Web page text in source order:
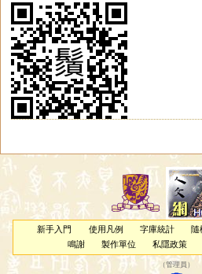
新手入門 使用凡例 字庫統計 隨
鳴謝
製作單位 私隱政策
（管理員 ）